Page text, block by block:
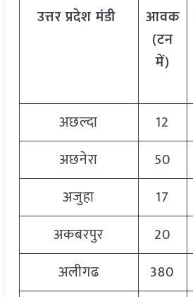
उत्तरप्रदेश मंडी
आवक
(टन
में)
अछल्दा 12
अछनेरा
50
अजुहा
17
अकबरपुर
20
अलीगढ
380